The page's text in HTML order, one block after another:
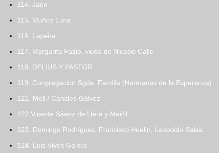
114. Jaén
115. Muñoz Luna
116. Lapeira
117. Margarita Fazio, viuda de Nicasio Calle
118. DELIUS Y PASTOR
119. Congregacion Sgda. Familia (Hermanas de la Esperanza)
121. Moll / Canales Gálvez
122 Vicente Sáenz de Llera y Marfil
123. Domingo Rodríguez, Francisco Huelin, Leopoldo Salas
124. Luis Vives García